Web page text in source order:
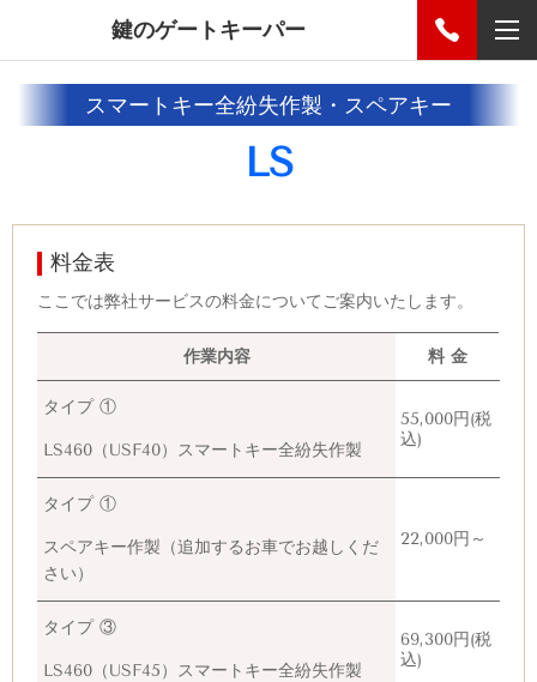
鍵のゲートキーパー
スマートキー全紛失作製・スペアキー
LS
料金表
ここでは弊社サービスの料金についてご案内いたします。
作業内容 料 金
タイプ ①
LS460（USF40）スマートキー全紛失作製
55,000円(税
込)
タイプ ①
スペアキー作製（追加するお車でお越しくだ
さい）
22,000円～
タイプ ③
LS460（USF45）スマートキー全紛失作製
69,300円(税
込)